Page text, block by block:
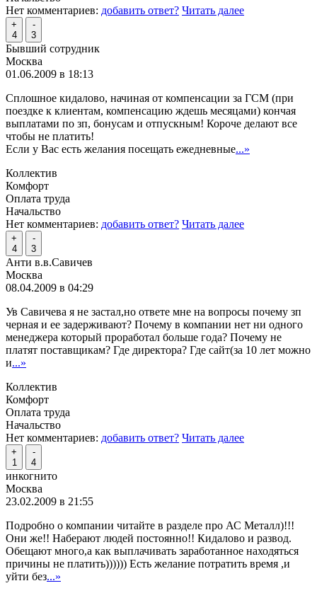
Нет комментариев: добавить ответ? Читать далее
+
4
-
3
Бывший сотрудник
Москва
01.06.2009 в 18:13
Сплошное кидалово, начиная от компенсации за ГСМ (при
поездке к клиентам, компенсацию ждешь месяцами) кончая
выплатами по зп, бонусам и отпускным! Короче делают все
чтобы не платить!
Если у Вас есть желания посещать ежедневные...»
Коллектив
Комфорт
Оплата труда
Начальство
Нет комментариев: добавить ответ? Читать далее
+
4
-
3
Анти в.в.Савичев
Москва
08.04.2009 в 04:29
Ув Савичева я не застал,но ответе мне на вопросы почему зп
черная и ее задерживают? Почему в компании нет ни одного
менеджера который проработал больше года? Почему не
платят поставщикам? Где директора? Где сайт(за 10 лет можно
и...»
Коллектив
Комфорт
Оплата труда
Начальство
Нет комментариев: добавить ответ? Читать далее
+
1
-
4
инкогнито
Москва
23.02.2009 в 21:55
Подробно о компании читайте в разделе про АС Металл)!!!
Они же!! Наберают людей постоянно!! Кидалово и развод.
Обещают много,а как выплачивать заработанное находяться
причины не платить)))))) Есть желание потратить время ,и
уйти без...»